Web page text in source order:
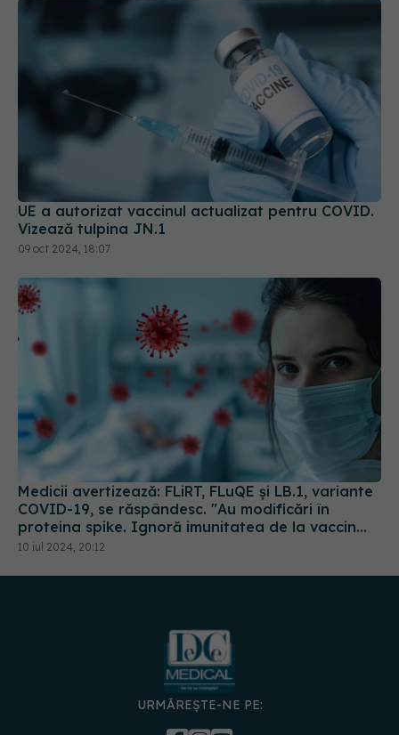
UE a autorizat vaccinul actualizat pentru COVID.
Vizează tulpina JN.1
09 oct 2024, 18:07
Medicii avertizează: FLiRT, FLuQE și LB.1, variante
COVID-19, se răspândesc. "Au modificări în
proteina spike. Ignoră imunitatea de la vaccin
sau infectarea anterioară
10 iul 2024, 20:12
URMĂREȘTE-NE PE: